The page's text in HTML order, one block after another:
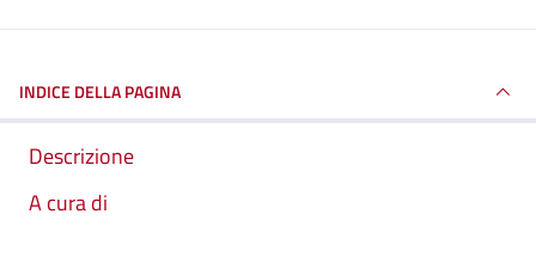
INDICE DELLA PAGINA
Descrizione
A cura di